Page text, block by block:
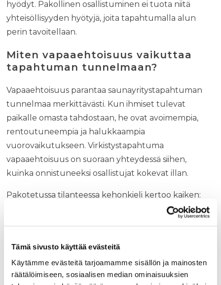
Tämä sivusto käyttää evästeitä
Käytämme evästeitä tarjoamamme sisällön ja mainosten
räätälöimiseen, sosiaalisen median ominaisuuksien
hyödyt. Pakollinen osallistuminen ei tuota niitä
yhteisöllisyyden hyötyjä, joita tapahtumalla alun
perin tavoitellaan.
Miten vapaaehtoisuus vaikuttaa
tapahtuman tunnelmaan?
Vapaaehtoisuus parantaa saunayritystapahtuman
tunnelmaa merkittävästi. Kun ihmiset tulevat
paikalle omasta tahdostaan, he ovat avoimempia,
rentoutuneempia ja halukkaampia
vuorovaikutukseen. Virkistystapahtuma
vapaaehtoisuus on suoraan yhteydessä siihen,
kuinka onnistuneeksi osallistujat kokevat illan.
Pakotetussa tilanteessa kehonkieli kertoo kaiken:
arvostellaan kelloa, vältellään kontaktia ja etsitään
uusia yhteyksiä kollegoiden välille ja muistoja, joista
puhutaan vielä kuukausia myöhemmin.